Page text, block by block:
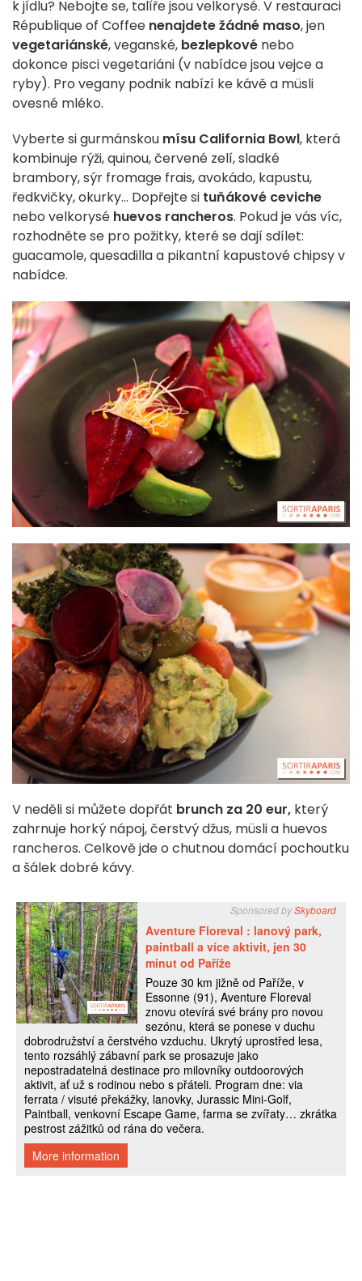
k jídlu? Nebojte se, talíře jsou velkorysé. V restauraci
République of Coffee nenajdete žádné maso, jen
vegetariánské, veganské, bezlepkové nebo
dokonce pisci vegetariáni (v nabídce jsou vejce a
ryby). Pro vegany podnik nabízí ke kávě a müsli
ovesné mléko.
Vyberte si gurmánskou mísu California Bowl, která
kombinuje rýži, quinou, červené zelí, sladké
brambory, sýr fromage frais, avokádo, kapustu,
ředkvičky, okurky... Dopřejte si tuňákové ceviche
nebo velkorysé huevos rancheros. Pokud je vás víc,
rozhodněte se pro požitky, které se dají sdílet:
guacamole, quesadilla a pikantní kapustové chipsy v
nabídce.
V neděli si můžete dopřát brunch za 20 eur, který
zahrnuje horký nápoj, čerstvý džus, müsli a huevos
rancheros. Celkově jde o chutnou domácí pochoutku
a šálek dobré kávy.